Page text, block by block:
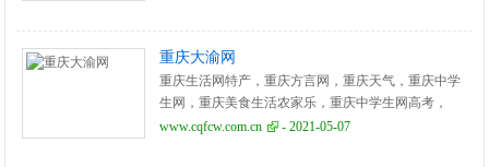
精品栏目，并顺应技术发展趋势，推出网络直播等创
新形式，改变了用户获取资讯的方式和习惯。
重庆大渝网
重庆生活网特产，重庆方言网，重庆天气，重庆中学
生网，重庆美食生活农家乐，重庆中学生网高考，
blwzd重庆方言，重庆新闻，腾讯大渝网
www.cqfcw.com.cn - 2021-05-07